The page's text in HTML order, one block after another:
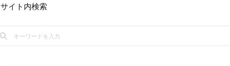
サイト内検索